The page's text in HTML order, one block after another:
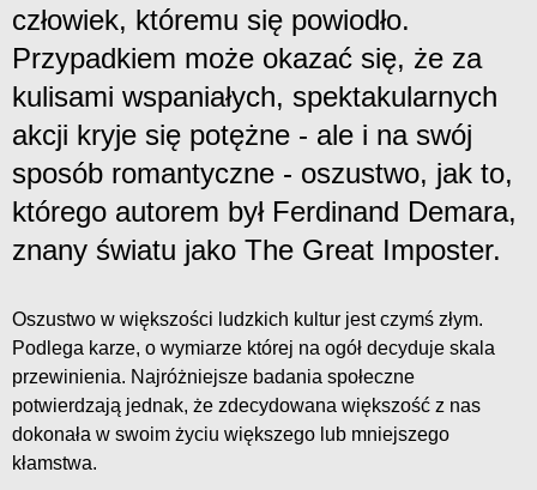
człowiek, któremu się powiodło.
Przypadkiem może okazać się, że za
kulisami wspaniałych, spektakularnych
akcji kryje się potężne - ale i na swój
sposób romantyczne - oszustwo, jak to,
którego autorem był Ferdinand Demara,
znany światu jako The Great Imposter.
Oszustwo w większości ludzkich kultur jest czymś złym.
Podlega karze, o wymiarze której na ogół decyduje skala
przewinienia. Najróżniejsze badania społeczne
potwierdzają jednak, że zdecydowana większość z nas
dokonała w swoim życiu większego lub mniejszego
kłamstwa.